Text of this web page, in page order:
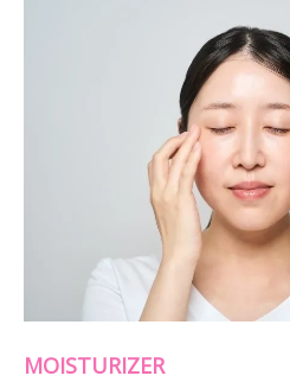
MOISTURIZER